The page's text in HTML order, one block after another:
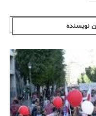
نویسندە